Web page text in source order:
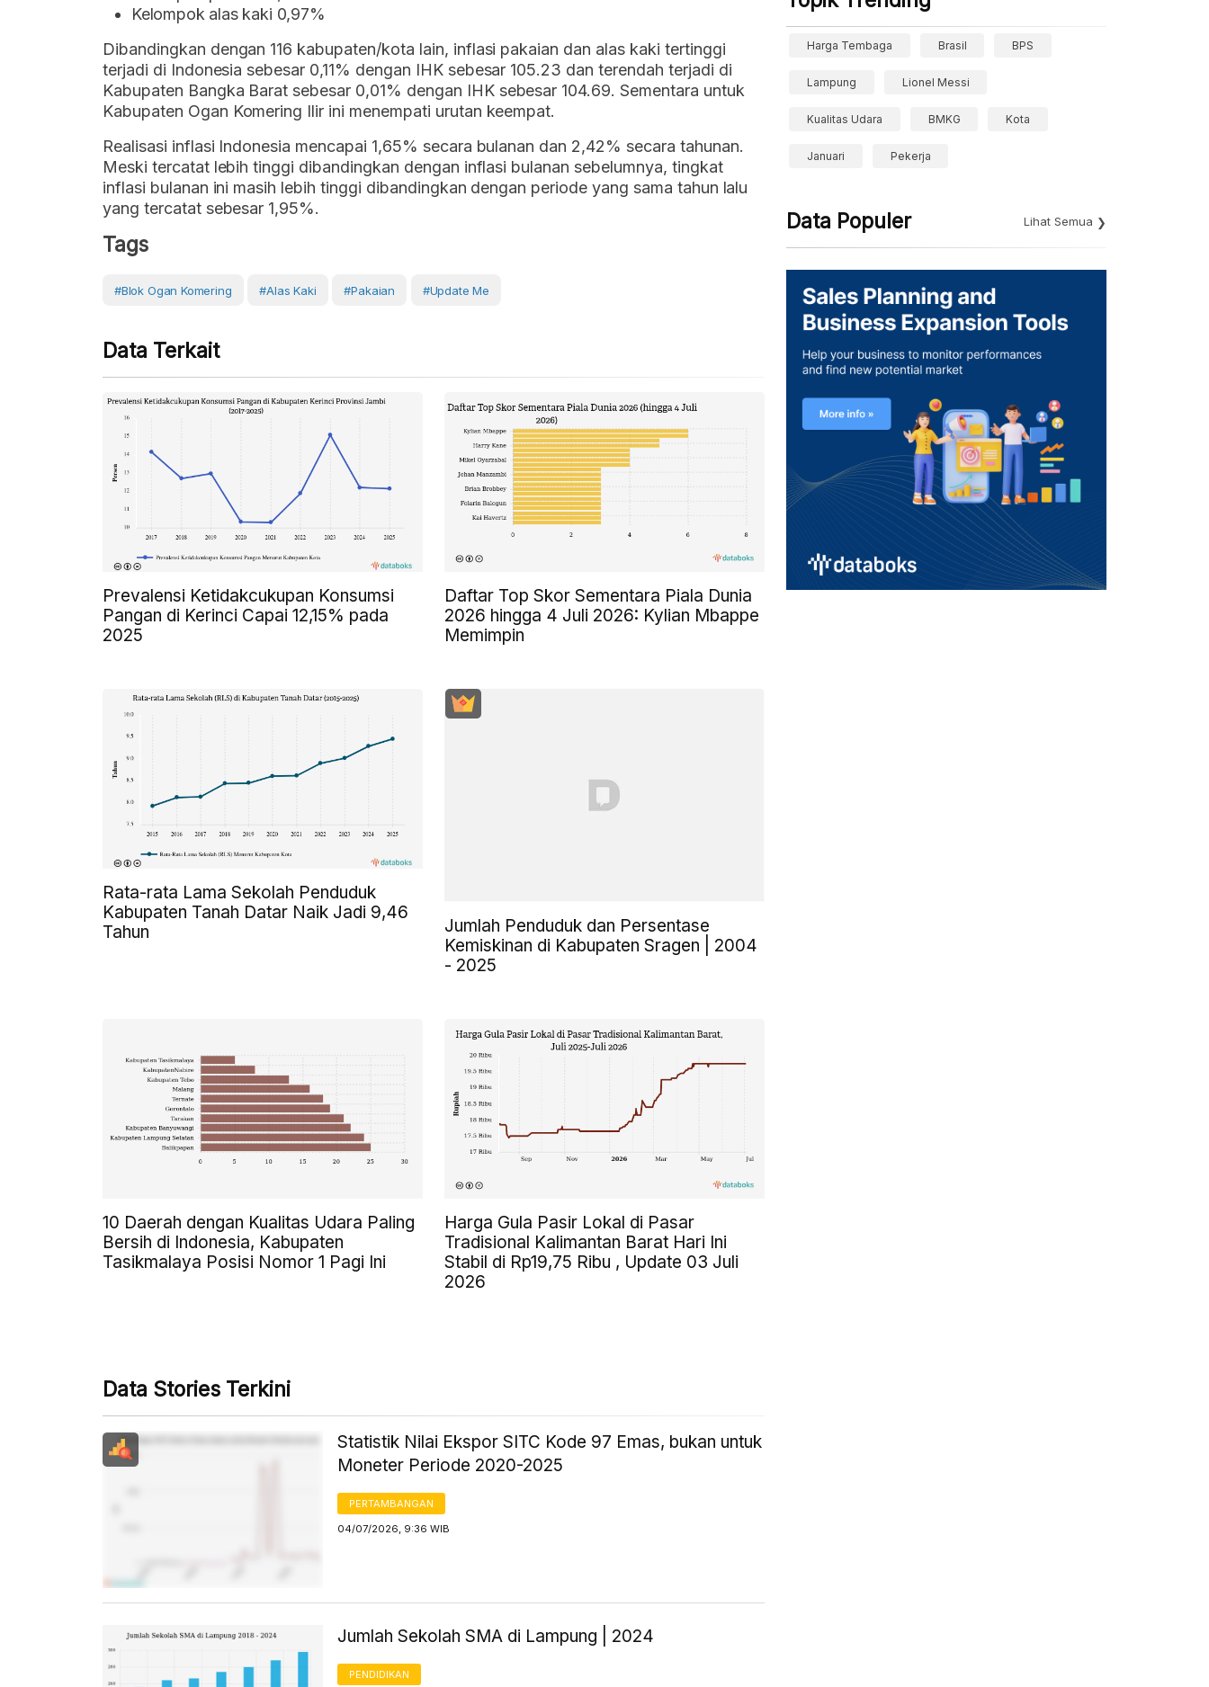
Kelompok alas kaki 0,97%
Dibandingkan dengan 116 kabupaten/kota lain, inflasi pakaian dan alas kaki tertinggi
terjadi di Indonesia sebesar 0,11% dengan IHK sebesar 105.23 dan terendah terjadi di
Kabupaten Bangka Barat sebesar 0,01% dengan IHK sebesar 104.69. Sementara untuk
Kabupaten Ogan Komering Ilir ini menempati urutan keempat.
Realisasi inflasi Indonesia mencapai 1,65% secara bulanan dan 2,42% secara tahunan.
Meski tercatat lebih tinggi dibandingkan dengan inflasi bulanan sebelumnya, tingkat
inflasi bulanan ini masih lebih tinggi dibandingkan dengan periode yang sama tahun lalu
yang tercatat sebesar 1,95%.
Tags
#Blok Ogan Komering #Alas Kaki #Pakaian #Update Me
Data Terkait
Prevalensi Ketidakcukupan Konsumsi
Pangan di Kerinci Capai 12,15% pada
2025
Daftar Top Skor Sementara Piala Dunia
2026 hingga 4 Juli 2026: Kylian Mbappe
Memimpin
Rata-rata Lama Sekolah Penduduk
Kabupaten Tanah Datar Naik Jadi 9,46
Tahun
Jumlah Penduduk dan Persentase
Kemiskinan di Kabupaten Sragen | 2004
- 2025
10 Daerah dengan Kualitas Udara Paling
Bersih di Indonesia, Kabupaten
Tasikmalaya Posisi Nomor 1 Pagi Ini
Harga Gula Pasir Lokal di Pasar
Tradisional Kalimantan Barat Hari Ini
Stabil di Rp19,75 Ribu , Update 03 Juli
2026
Data Stories Terkini
Statistik Nilai Ekspor SITC Kode 97 Emas, bukan untuk
Moneter Periode 2020-2025
PERTAMBANGAN
04/07/2026, 9:36 WIB
Jumlah Sekolah SMA di Lampung | 2024
PENDIDIKAN
Harga Tembaga Brasil BPS
Lampung Lionel Messi
Kualitas Udara BMKG Kota
Januari Pekerja
Data Populer Lihat Semua